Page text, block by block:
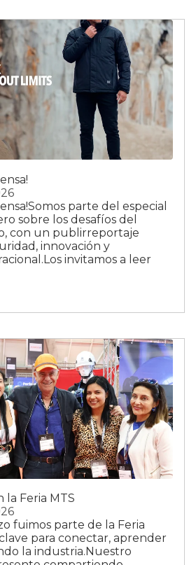
parte del especial
sobre los desafíos del
con un publirreportaje
innovación y
invitamos a leer
la Feria MTS
fuimos parte de la Feria
para conectar, aprender
la industria.Nuestro